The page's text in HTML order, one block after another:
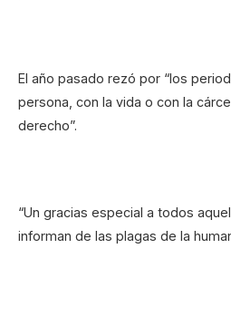
El año pasado rezó por “los
persona, con la vida o con la
derecho”.
“Un gracias especial a todos
informan de las plagas de la